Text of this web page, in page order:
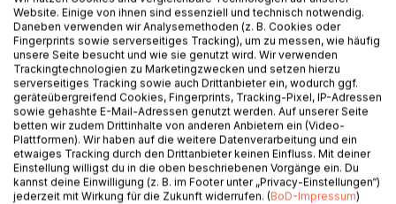
Auf die Merkliste
Titel bewerten
BESCHREIBUNG
Website. Einige von ihnen sind essenziell und technisch notwendig.
Daneben verwenden wir Analysemethoden (z. B. Cookies oder
Fingerprints sowie serverseitiges Tracking), um zu messen, wie häufig
unsere Seite besucht und wie sie genutzt wird. Wir verwenden
Trackingtechnologien zu Marketingzwecken und setzen hierzu
serverseitiges Tracking sowie auch Drittanbieter ein, wodurch ggf.
geräteübergreifend Cookies, Fingerprints, Tracking-Pixel, IP-Adressen
sowie gehashte E-Mail-Adressen genutzt werden. Auf unserer Seite
betten wir zudem Drittinhalte von anderen Anbietern ein (Video-
Plattformen). Wir haben auf die weitere Datenverarbeitung und ein
etwaiges Tracking durch den Drittanbieter keinen Einfluss. Mit deiner
Einstellung willigst du in die oben beschriebenen Vorgänge ein. Du
kannst deine Einwilligung (z. B. im Footer unter „Privacy-Einstellungen“)
jederzeit mit Wirkung für die Zukunft widerrufen. (BoD-Impressum)